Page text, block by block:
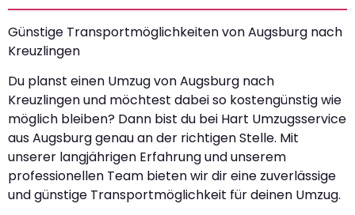
Günstige Transportmöglichkeiten von Augsburg nach
Kreuzlingen
Du planst einen Umzug von Augsburg nach
Kreuzlingen und möchtest dabei so kostengünstig wie
möglich bleiben? Dann bist du bei Hart Umzugsservice
aus Augsburg genau an der richtigen Stelle. Mit
unserer langjährigen Erfahrung und unserem
professionellen Team bieten wir dir eine zuverlässige
und günstige Transportmöglichkeit für deinen Umzug.